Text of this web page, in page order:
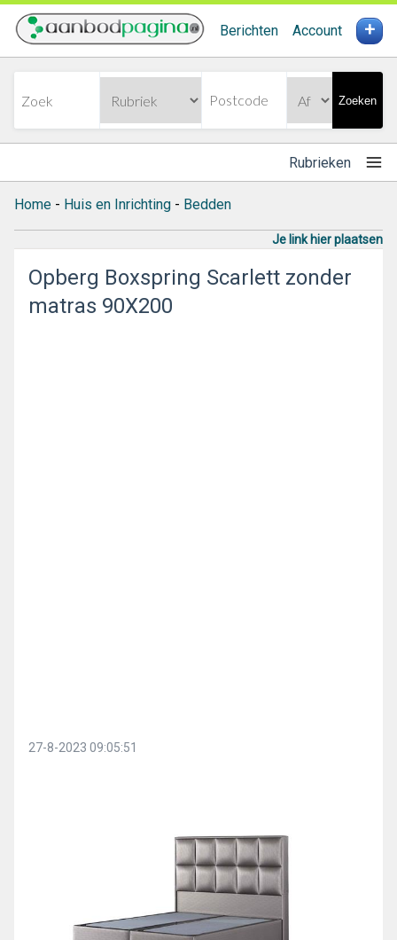
Berichten Account +
Zoeken
Rubrieken
Home - Huis en Inrichting - Bedden
Je link hier plaatsen
Opberg Boxspring Scarlett zonder
matras 90X200
27-8-2023 09:05:51